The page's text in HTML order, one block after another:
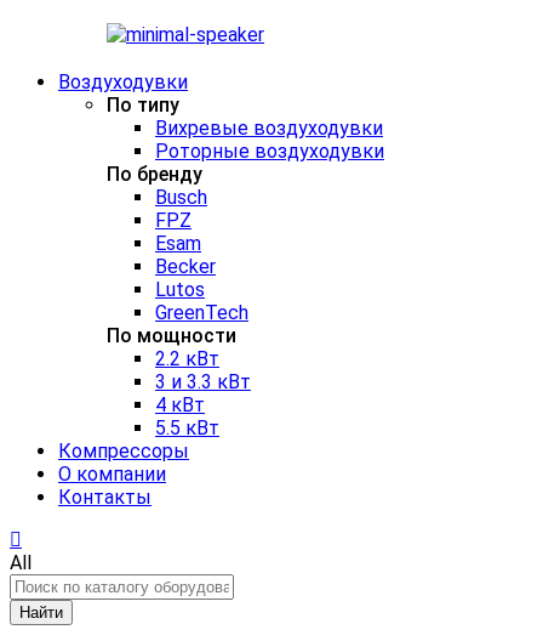
Воздуходувки
По типу
Вихревые воздуходувки
Роторные воздуходувки
По бренду
Busch
FPZ
Esam
Becker
Lutos
GreenTech
По мощности
2.2 кВт
3 и 3.3 кВт
4 кВт
5.5 кВт
Компрессоры
О компании
Контакты
All
Найти